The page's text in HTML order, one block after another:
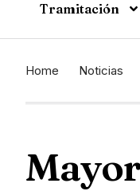
Tramitación
Home Noticias